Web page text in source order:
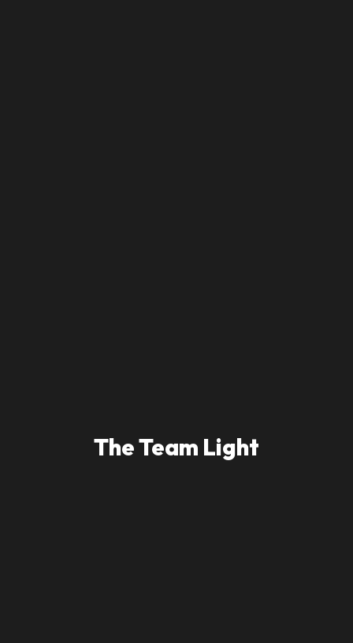
The Team Light